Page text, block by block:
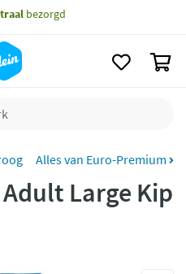
vanaf 35,- *
maandag
retourneren
bezorgd
Klarna
Alles van Euro-Premium
Large Kip